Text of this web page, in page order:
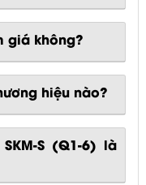
giá không?
hiệu nào?
S (Q1-6) là